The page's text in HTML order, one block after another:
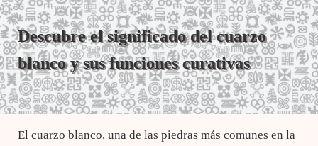
Descubre el significado del cuarzo
blanco y sus funciones curativas
El cuarzo blanco, una de las piedras más comunes en la